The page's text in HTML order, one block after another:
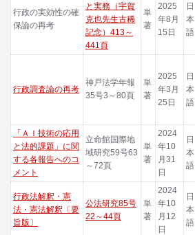
行政の実効性の確
保論の再考
と実務（宇賀
克也先生古稀
記念）413～
441頁
単
著
2025
年8月
15日
日
本
語
行政調査論の再考
神戸法学年報
35号3～80頁
単
著
2025
年3月
25日
日
本
語
「ＡＩ技術の応用
と法的課題」に関
する各報告へのコ
メント
立命館国際地
域研究59号63
～72頁
単
著
2024
年10
月31
日
日
本
語
行政法解釈・憲
法・憲法解釈〔要
旨版〕
公法研究85号
22～44頁
単
著
2024
年10
月12
日
日
本
語